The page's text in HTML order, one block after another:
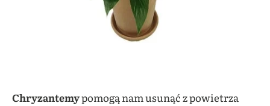
Chryzantemypomogą nam usunąć z powietrza